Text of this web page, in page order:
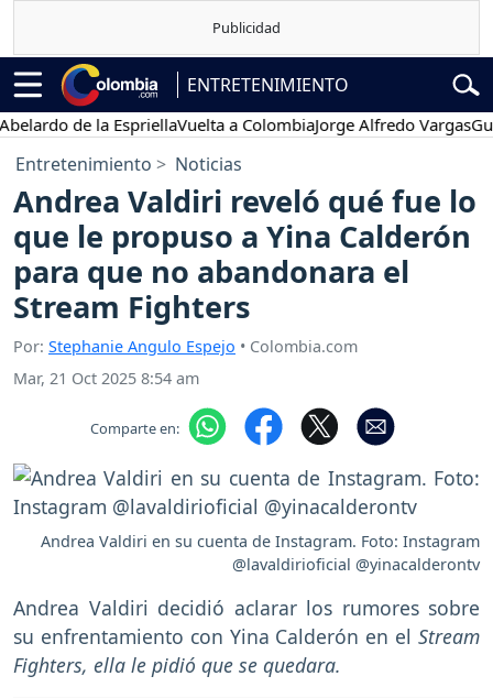
ENTRETENIMIENTO
de la EspriellaVuelta a ColombiaJorge Alfredo VargasGustavo
Entretenimiento Noticias
Andrea Valdiri reveló qué fue lo
que le propuso a Yina Calderón
para que no abandonara el
Stream Fighters
Por: Stephanie Angulo Espejo • Colombia.com
Mar, 21 Oct 2025 8:54 am
Comparte en:
Andrea Valdiri en su cuenta de Instagram. Foto: Instagram
@lavaldirioficial @yinacalderontv
Andrea Valdiri decidió aclarar los rumores sobre
su enfrentamiento con Yina Calderón en el Stream
Fighters, ella le pidió que se quedara.